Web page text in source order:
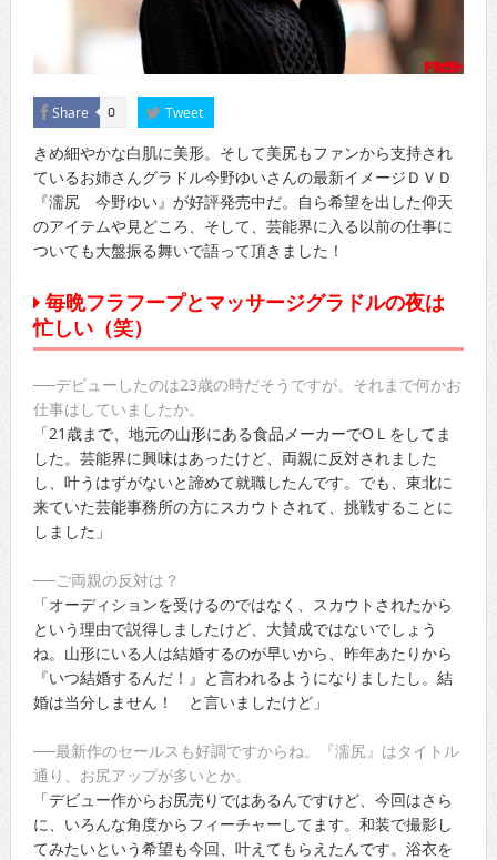
Share 0 Tweet
きめ細やかな白肌に美形。そして美尻もファンから支持され
ているお姉さんグラドル今野ゆいさんの最新イメージＤＶＤ
『濡尻 今野ゆい』が好評発売中だ。自ら希望を出した仰天
のアイテムや見どころ、そして、芸能界に入る以前の仕事に
ついても大盤振る舞いで語って頂きました！
毎晩フラフープとマッサージグラドルの夜は
忙しい（笑）
──デビューしたのは23歳の時だそうですが、それまで何かお
仕事はしていましたか。
「21歳まで、地元の山形にある食品メーカーでОＬをしてま
した。芸能界に興味はあったけど、両親に反対されました
し、叶うはずがないと諦めて就職したんです。でも、東北に
来ていた芸能事務所の方にスカウトされて、挑戦することに
しました」
──ご両親の反対は？
「オーディションを受けるのではなく、スカウトされたから
という理由で説得しましたけど、大賛成ではないでしょう
ね。山形にいる人は結婚するのが早いから、昨年あたりから
『いつ結婚するんだ！』と言われるようになりましたし。結
婚は当分しません！ と言いましたけど」
──最新作のセールスも好調ですからね。『濡尻』はタイトル
通り、お尻アップが多いとか。
「デビュー作からお尻売りではあるんですけど、今回はさら
に、いろんな角度からフィーチャーしてます。和装で撮影し
てみたいという希望も今回、叶えてもらえたんです。浴衣を